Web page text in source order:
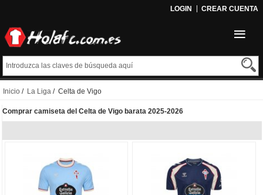
LOGIN CREAR CUENTA
Inicio / La Liga / Celta de Vigo
Comprar camiseta del Celta de Vigo barata 2025-2026